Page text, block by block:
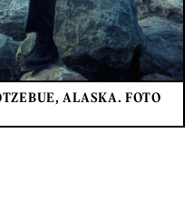
ALASKA. FOTO